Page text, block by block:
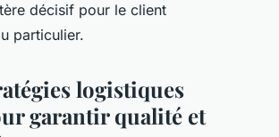
décisif pour le client
particulier.
logistiques
garantir qualité et